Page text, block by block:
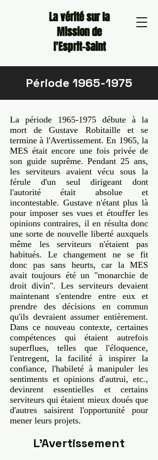
La vérité sur la
Mission de
l'Esprit-Saint
Période 1965-1975
La période 1965-1975 débute à la
mort de Gustave Robitaille et se
termine à l'Avertissement. En 1965, la
MES était encore une fois privée de
son guide suprême. Pendant 25 ans,
les serviteurs avaient vécu sous la
férule d'un seul dirigeant dont
l'autorité était absolue et
incontestable. Gustave n'étant plus là
pour imposer ses vues et étouffer les
opinions contraires, il en résulta donc
une sorte de nouvelle liberté auxquels
même les serviteurs n'étaient pas
habitués. Le changement ne se fit
donc pas sans heurts, car la MES
avait toujours été un "monarchie de
droit divin". Les serviteurs devaient
maintenant s'entendre entre eux et
prendre des décisions en commun
qu'ils devraient assumer entièrement.
Dans ce nouveau contexte, certaines
compétences qui étaient autrefois
superflues, telles que l'éloquence,
l'entregent, la facilité à inspirer la
confiance, l'habileté à manipuler les
sentiments et opinions d'autrui, etc.,
devinrent essentielles et certains
serviteurs qui étaient mieux doués que
d'autres saisirent l'opportunité pour
mener leurs projets.
L'Avertissement